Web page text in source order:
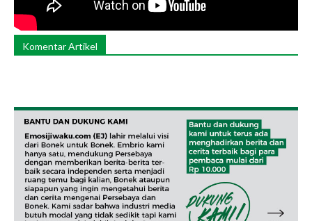
Komentar Artikel